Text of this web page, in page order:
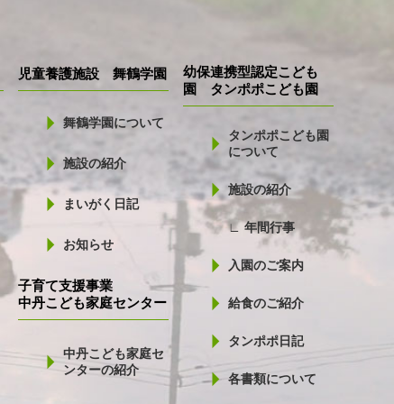
児童養護施設 舞鶴学園
舞鶴学園について
施設の紹介
まいがく日記
お知らせ
子育て支援事業
中丹こども家庭センター
中丹こども家庭セ
ンターの紹介
幼保連携型認定こども
園 タンポポこども園
タンポポこども園
について
施設の紹介
∟ 年間行事
入園のご案内
給食のご紹介
タンポポ日記
各書類について